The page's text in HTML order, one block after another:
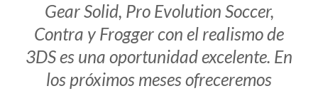
Gear Solid, Pro Evolution Soccer,
Contra y Frogger con el realismo de
3DS es una oportunidad excelente. En
los próximos meses ofreceremos